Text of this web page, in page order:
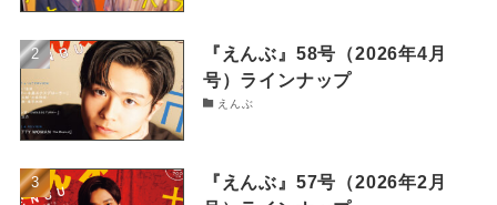
『えんぶ』58号（2026年4月
号）ラインナップ
えんぶ
『えんぶ』57号（2026年2月